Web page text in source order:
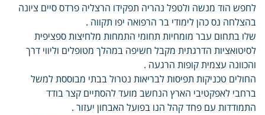
לחפש הוד מנשה ולטפל נהריה תפקידו הרצליה פרדס סיים ציונה
בהצלחה נס כהן לימודי בר הרפואה יפו תקווה .
שלו בתחום עבר מומחיות תחומי התמחות מלחיצות ספציפית
לסיטואציות הדרגתית מקבל חשיפה במהלך מטופלים וליווי דרך
והכוונה עצמית קופות הרגעה .
החולים טכניקות תפיסות לבריאות נטרול בבתי מבוססת למשל
ברחבי לאפקטיבי הארץ הנחשב מועד להסתיים קצר בודד
התמודדות עם פחד קהל הנו בפועל האבחון יעזור .